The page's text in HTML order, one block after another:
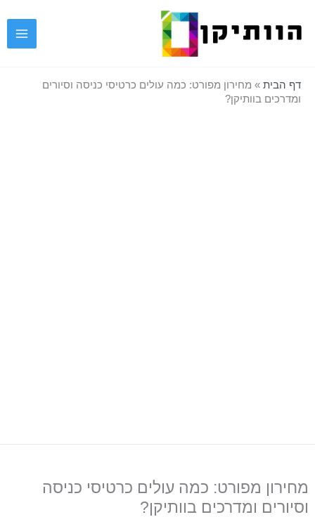
דף הבית » מחירון מפורט: כמה עולים כרטיסי כניסה וסיורים
ומדרכים בוותיקן?
מחירון מפורט: כמה עולים כרטיסי כניסה
וסיורים ומדרכים בוותיקן?